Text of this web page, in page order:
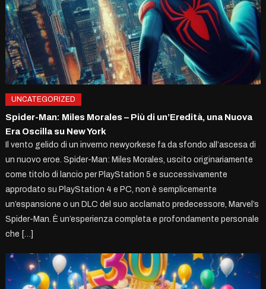
UNCATEGORIZED
Spider-Man: Miles Morales – Più di un’Eredità, una Nuova
Era Oscilla su New York
Il vento gelido di un inverno newyorkese fa da sfondo all’ascesa di
un nuovo eroe. Spider-Man: Miles Morales, uscito originariamente
come titolo di lancio per PlayStation 5 e successivamente
approdato su PlayStation 4 e PC, non è semplicemente
un’espansione o un DLC del suo acclamato predecessore, Marvel’s
Spider-Man. È un’esperienza completa e profondamente personale
che […]